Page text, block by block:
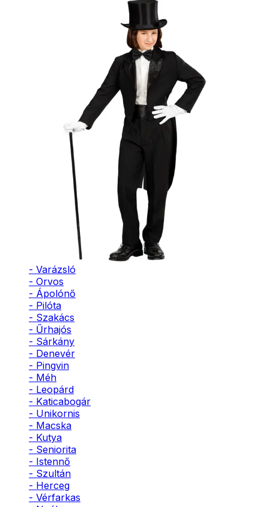
- Super Mario
- Csontváz
- Varázsló
- Orvos
- Ápolónő
- Pilóta
- Szakács
- Űrhajós
- Sárkány
- Denevér
- Pingvin
- Méh
- Leopárd
- Katicabogár
- Unikornis
- Macska
- Kutya
- Seniorita
- Istennő
- Szultán
- Herceg
- Vérfarkas